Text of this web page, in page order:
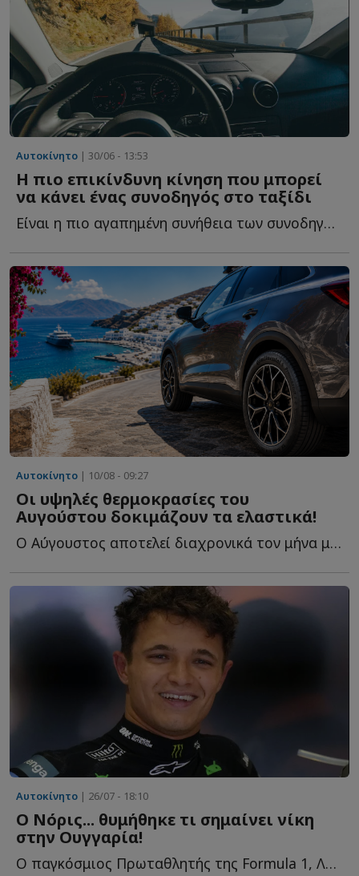
Αυτοκίνητο | 30/06 - 13:53
Η πιο επικίνδυνη κίνηση που μπορεί
να κάνει ένας συνοδηγός στο ταξίδι
Είναι η πιο αγαπημένη συνήθεια των συνοδηγών. Δείχνει χ...
Αυτοκίνητο | 10/08 - 09:27
Οι υψηλές θερμοκρασίες του
Αυγούστου δοκιμάζουν τα ελαστικά!
Ο Αύγουστος αποτελεί διαχρονικά τον μήνα με τη μεγαλύτερη κ...
Αυτοκίνητο | 26/07 - 18:10
Ο Νόρις... θυμήθηκε τι σημαίνει νίκη
στην Ουγγαρία!
Ο παγκόσμιος Πρωταθλητής της Formula 1, Λάντο Νόρις, επέστρεψε σ...